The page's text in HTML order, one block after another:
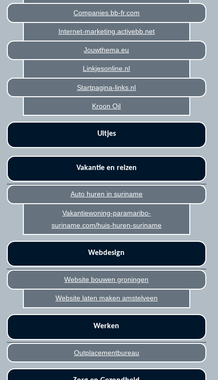
Companies.bb-fr.com
Internet-marketing.activebb.net
Jouwthema.eu
Linkjesonline.nl
Startpagina-links.nl
Kroon Oil
Uitjes
Vakantie en reizen
Auto huren in suriname
Vakantiewoning-paramaribo-
suriname.com/huis-huren-suriname
Webdesign
Website bouwen groningen
Website laten maken amstelveen
Werken
Outplacementbureau